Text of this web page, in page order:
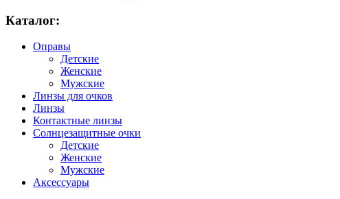
Каталог:
Оправы
Детские
Женские
Мужские
Линзы для очков
Линзы
Контактные линзы
Солнцезащитные очки
Детские
Женские
Мужские
Аксессуары